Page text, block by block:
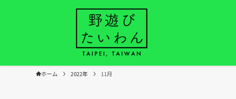
ホーム 2022年 11月